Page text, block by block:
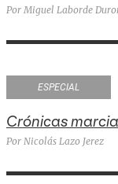
Por Miguel Laborde
ESPECIAL
Crónicas
Por Nicolás Lazo Jerez